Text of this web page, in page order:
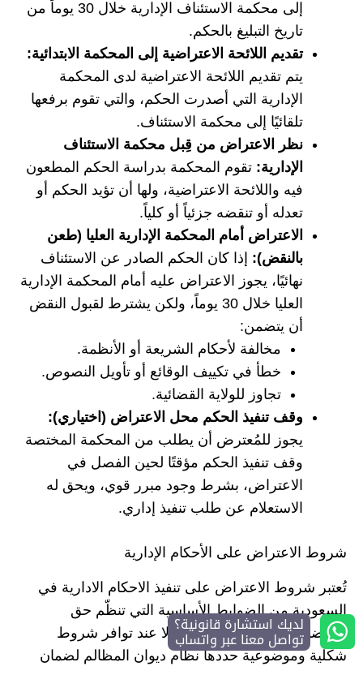
إلى محكمة الاستئناف الإدارية خلال 30 يوماً من
تاريخ التبليغ بالحكم.
تقديم اللائحة الاعتراضية إلى المحكمة الابتدائية:
يتم تقديم اللائحة الاعتراضية لدى المحكمة
الإدارية التي أصدرت الحكم، والتي تقوم برفعها
تلقائيًا إلى محكمة الاستئناف.
نظر الاعتراض من قِبل محكمة الاستئناف
الإدارية: تقوم المحكمة بدراسة الحكم المطعون
فيه واللائحة الاعتراضية، ولها أن تؤيد الحكم أو
تعدله أو تنقضه جزئياً أو كلياً.
الاعتراض أمام المحكمة الإدارية العليا (طعن
بالنقض): إذا كان الحكم الصادر عن الاستئناف
نهائيًا، يجوز الاعتراض عليه أمام المحكمة الإدارية
العليا خلال 30 يوماً، ولكن يشترط لقبول النقض
أن يتضمن:
مخالفة لأحكام الشريعة أو الأنظمة.
خطأ في تكييف الوقائع أو تأويل النصوص.
تجاوز للولاية القضائية.
وقف تنفيذ الحكم محل الاعتراض (اختياري):
يجوز للمُعترض أن يطلب من المحكمة المختصة
وقف تنفيذ الحكم مؤقتًا لحين الفصل في
الاعتراض، بشرط وجود مبرر قوي، ويحق له
الاستعلام عن طلب تنفيذ إداري.
شروط الاعتراض على الأحكام الإدارية
تُعتبر شروط الاعتراض على تنفيذ الاحكام الادارية في
السعودية من الضوابط الأساسية التي تنظّم حق
التقاضي، إذ لا يُقبل الاعتراض إلا عند توافر شروط
شكلية وموضوعية حددها نظام ديوان المظالم لضمان
لديك استشارة قانونية؟
تواصل معنا عبر واتساب